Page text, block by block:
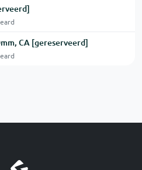
CA [gereserveerd]